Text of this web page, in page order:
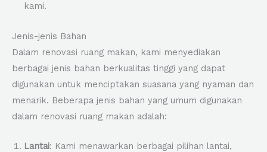
kami.
Jenis-jenis Bahan
Dalam renovasi ruang makan, kami menyediakan
berbagai jenis bahan berkualitas tinggi yang dapat
digunakan untuk menciptakan suasana yang nyaman dan
menarik. Beberapa jenis bahan yang umum digunakan
dalam renovasi ruang makan adalah:
Lantai: Kami menawarkan berbagai pilihan lantai,